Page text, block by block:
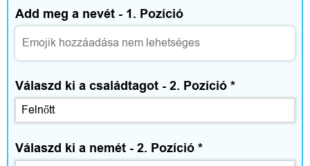
O
t
t
h
o
Add meg a nevét - 1. Pozíció
Válaszd ki a családtagot - 2. Pozíció *
Válaszd ki a nemét - 2. Pozíció *